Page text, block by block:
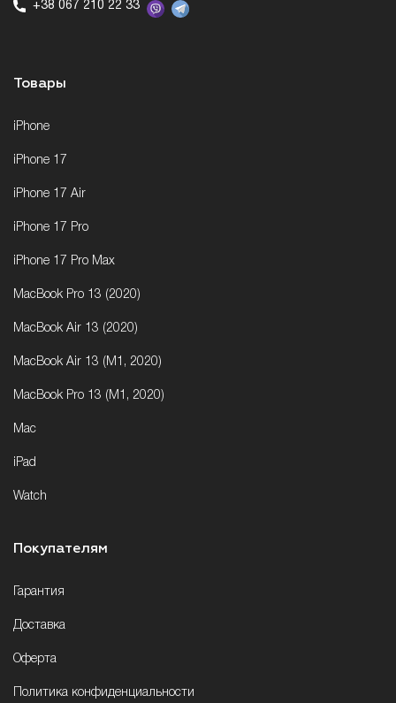
+38 067 210 22 33
Товары
iPhone
iPhone 17
iPhone 17 Air
iPhone 17 Pro
iPhone 17 Pro Max
MacBook Pro 13 (2020)
MacBook Air 13 (2020)
MacBook Air 13 (M1, 2020)
MacBook Pro 13 (M1, 2020)
Mac
iPad
Watch
Покупателям
Гарантия
Доставка
Оферта
Политика конфиденциальности